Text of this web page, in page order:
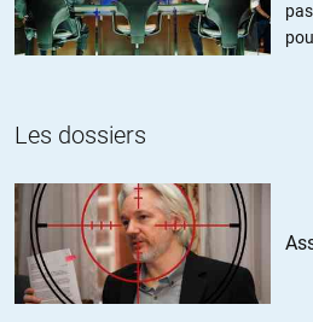
Les américains ne sont pas aussi
notamment quand il y a de l’argent à
intérêt à suivre l’exemple que nous
malgré tout ce qu’on peut lui
dévorer par aucuns d’entre eux.
Je pense aussi que cette opinion est
qu’elle est si peu représentée par
cause de de la corruption endémique
la faillite de notre nation et des
Les dossiers